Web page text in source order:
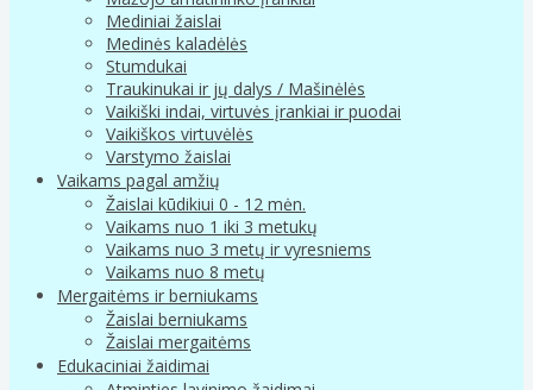
Mediniai žaislai
Medinės kaladėlės
Stumdukai
Traukinukai ir jų dalys / Mašinėlės
Vaikiški indai, virtuvės įrankiai ir puodai
Vaikiškos virtuvėlės
Varstymo žaislai
Vaikams pagal amžių
Žaislai kūdikiui 0 - 12 mėn.
Vaikams nuo 1 iki 3 metukų
Vaikams nuo 3 metų ir vyresniems
Vaikams nuo 8 metų
Mergaitėms ir berniukams
Žaislai berniukams
Žaislai mergaitėms
Edukaciniai žaidimai